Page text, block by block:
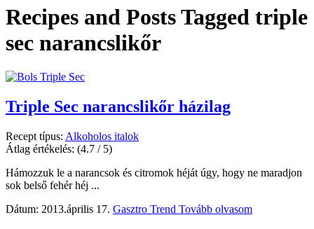
Recipes and Posts Tagged triple
sec narancslikőr
Triple Sec narancslikőr házilag
Recept típus: Alkoholos italok
Átlag értékelés: (4.7 / 5)
Hámozzuk le a narancsok és citromok héját úgy, hogy ne maradjon
sok belső fehér héj ...
Dátum: 2013.április 17. Gasztro Trend Tovább olvasom